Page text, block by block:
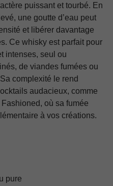
puissant et tourbé. En
une goutte d’eau peut
et libérer davantage
Ce whisky est parfait pour
intenses, seul ou
de viandes fumées ou
complexité le rend
audacieux, comme
où sa fumée
à vos créations.
pure